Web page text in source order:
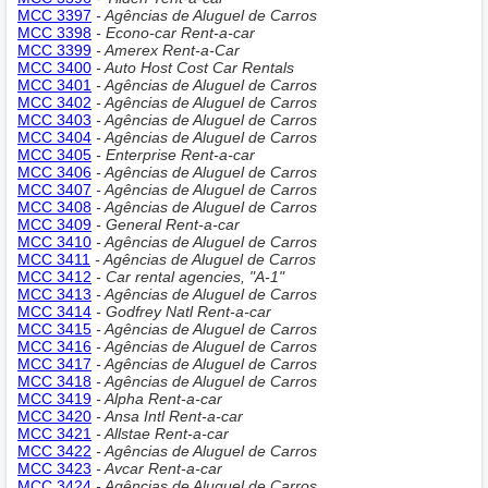
MCC 3397 - Agências de Aluguel de Carros
MCC 3398 - Econo-car Rent-a-car
MCC 3399 - Amerex Rent-a-Car
MCC 3400 - Auto Host Cost Car Rentals
MCC 3401 - Agências de Aluguel de Carros
MCC 3402 - Agências de Aluguel de Carros
MCC 3403 - Agências de Aluguel de Carros
MCC 3404 - Agências de Aluguel de Carros
MCC 3405 - Enterprise Rent-a-car
MCC 3406 - Agências de Aluguel de Carros
MCC 3407 - Agências de Aluguel de Carros
MCC 3408 - Agências de Aluguel de Carros
MCC 3409 - General Rent-a-car
MCC 3410 - Agências de Aluguel de Carros
MCC 3411 - Agências de Aluguel de Carros
MCC 3412 - Car rental agencies, "A-1"
MCC 3413 - Agências de Aluguel de Carros
MCC 3414 - Godfrey Natl Rent-a-car
MCC 3415 - Agências de Aluguel de Carros
MCC 3416 - Agências de Aluguel de Carros
MCC 3417 - Agências de Aluguel de Carros
MCC 3418 - Agências de Aluguel de Carros
MCC 3419 - Alpha Rent-a-car
MCC 3420 - Ansa Intl Rent-a-car
MCC 3421 - Allstae Rent-a-car
MCC 3422 - Agências de Aluguel de Carros
MCC 3423 - Avcar Rent-a-car